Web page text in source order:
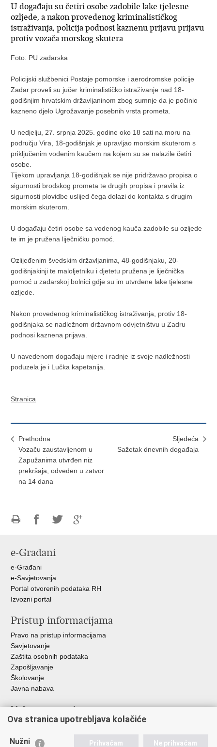
U događaju su četiri osobe zadobile lake tjelesne
ozljede, a nakon provedenog kriminalističkog
istraživanja, policija podnosi kaznenu prijavu prijavu
protiv vozača morskog skutera
Foto: PU zadarska
Policijski službenici Postaje pomorske i aerodromske policije
Zadar proveli su jučer kriminalističko istraživanje nad 18-
godišnjim hrvatskim državljaninom zbog sumnje da je počinio
kazneno djelo Ugrožavanje posebnih vrsta prometa.
U nedjelju, 27. srpnja 2025. godine oko 18 sati na moru na
području Vira, 18-godišnjak je upravljao morskim skuterom s
priključenim vodenim kaučem na kojem su se nalazile četiri
osobe.
Tijekom upravljanja 18-godišnjak se nije pridržavao propisa o
sigurnosti brodskog prometa te drugih propisa i pravila iz
sigurnosti plovidbe uslijed čega dolazi do kontakta s drugim
morskim skuterom.
U događaju četiri osobe sa vodenog kauča zadobile su ozljede
te im je pružena liječničku pomoć.
Ozlijeđenim švedskim državljanima, 48-godišnjaku, 20-
godišnjakinji te maloljetniku i djetetu pružena je liječnička
pomoć u zadarskoj bolnici gdje su im utvrđene lake tjelesne
ozljede.
Nakon provedenog kriminalističkog istraživanja, protiv 18-
godišnjaka se nadležnom državnom odvjetništvu u Zadru
podnosi kaznena prijava.
U navedenom događaju mjere i radnje iz svoje nadležnosti
poduzela je i Lučka kapetanija.
Stranica
Prethodna
Vozaču zaustavljenom u
Zapužanima utvrđen niz
prekršaja, odveden u zatvor
na 14 dana
Sljedeća
Sažetak dnevnih događaja
FacebookuTwitteru
e-Građani
e-Građani
e-Savjetovanja
Portal otvorenih podataka RH
Izvozni portal
Pristup informacijama
Pravo na pristup informacijama
Savjetovanje
Zaštita osobnih podataka
Zapošljavanje
Školovanje
Javna nabava
Važne poveznice
Ministarstvo unutarnjih poslova
Udruge
Ova stranica upotrebljava kolačiće
Nužni Prihvaćam Ne prihvaćam